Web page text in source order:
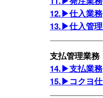
12.▶仕入業務
13.▶仕入管理
支払管理業務
14.▶支払業務
15.▶コクヨ